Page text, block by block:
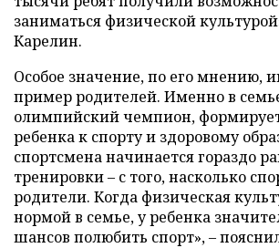
заниматься физической
Карелин.
Особое значение, по его мнению,
пример родителей. Именно в
олимпийский чемпион,
ребенка к спорту и здоровому
спортсмена начинается гораздо
тренировки – с того, насколько
родители. Когда физическая
нормой в семье, у ребенка
шансов полюбить спорт», –